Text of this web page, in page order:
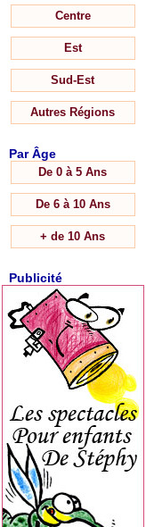
Centre
Est
Sud-Est
Autres Régions
Par Âge
De 0 à 5 Ans
De 6 à 10 Ans
+ de 10 Ans
Publicité